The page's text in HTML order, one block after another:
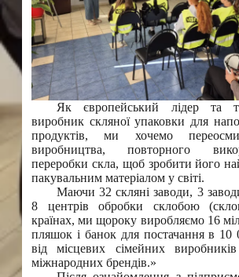
Як європейський лідер та
виробник скляної упаковки для
продуктів, ми хочемо
виробництва, повторного
переробки скла, щоб зробити його
пакувальним матеріалом у світі.
Маючи 32 скляні заводи, 3
8 центрів обробки склобою
країнах, ми щороку виробляємо 16
пляшок і банок для постачання в 10
від місцевих сімейних
міжнародних брендів.»